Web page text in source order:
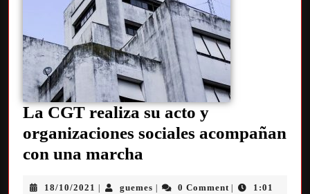
La CGT realiza su acto y
organizaciones sociales acompañan
con una marcha
18/10/2021 | guemes | 0 Comment |
1:01